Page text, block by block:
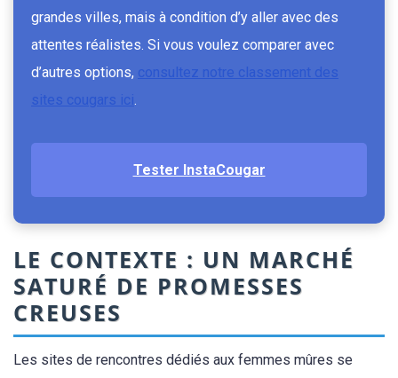
grandes villes, mais à condition d’y aller avec des
attentes réalistes. Si vous voulez comparer avec
d’autres options, consultez notre classement des
sites cougars ici.
Tester InstaCougar
LE CONTEXTE : UN MARCHÉ
SATURÉ DE PROMESSES
CREUSES
Les sites de rencontres dédiés aux femmes mûres se